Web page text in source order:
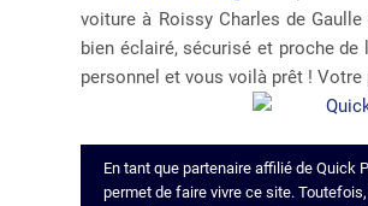
voiture à Roissy Charles de
bien éclairé, sécurisé et proche
personnel et vous voilà prêt !
En tant que partenaire affilié de Quick
permet de faire vivre ce site.